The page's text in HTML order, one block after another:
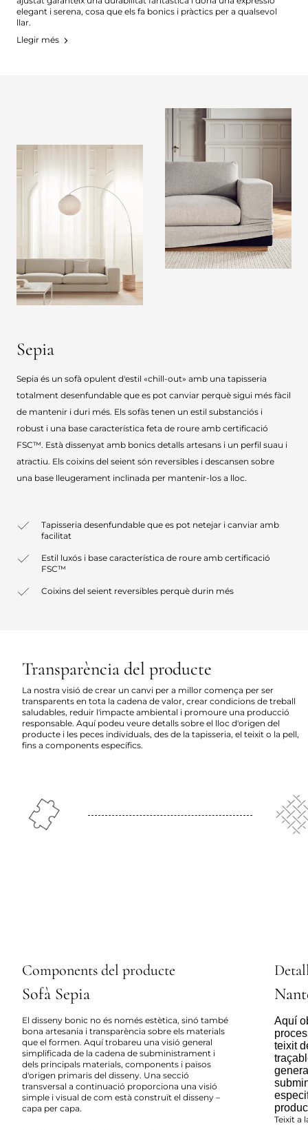
elegant i serena, cosa que els fa bonics i pràctics per a qualsevol
llar.
Llegir més
Sepia
Sepia és un sofà opulent d'estil «chill-out» amb una tapisseria
totalment desenfundable que es pot canviar perquè sigui més fàcil
de mantenir i duri més. Els sofàs tenen un estil substanciós i
robust i una base característica feta de roure amb certificació
FSC™. Està dissenyat amb bonics detalls artesans i un perfil suau i
atractiu. Els coixins del seient són reversibles i descansen sobre
una base lleugerament inclinada per mantenir-los a lloc.
Tapisseria desenfundable que es pot netejar i canviar amb
facilitat
Estil luxós i base característica de roure amb certificació
FSC™
Coixins del seient reversibles perquè durin més
Transparència del producte
La nostra visió de crear un canvi per a millor comença per ser
transparents en tota la cadena de valor, crear condicions de treball
saludables, reduir l'impacte ambiental i promoure una producció
responsable. Aquí podeu veure detalls sobre el lloc d'origen del
producte i les peces individuals, des de la tapisseria, el teixit o la pell,
fins a components específics.
Components del producte
Sofà Sepia
El disseny bonic no és només estètica, sinó també
bona artesania i transparència sobre els materials
que el formen. Aquí trobareu una visió general
simplificada de la cadena de subministrament i
dels principals materials, components i països
d'origen primaris del disseny. Una secció
transversal a continuació proporciona una visió
simple i visual de com està construït el disseny –
capa per capa.
Aquí
teixit
Teixit a